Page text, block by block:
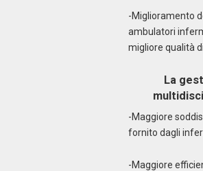
-Miglioramento
ambulatori
migliore qualità
La
-Maggiore
fornito dagli
-Maggiore